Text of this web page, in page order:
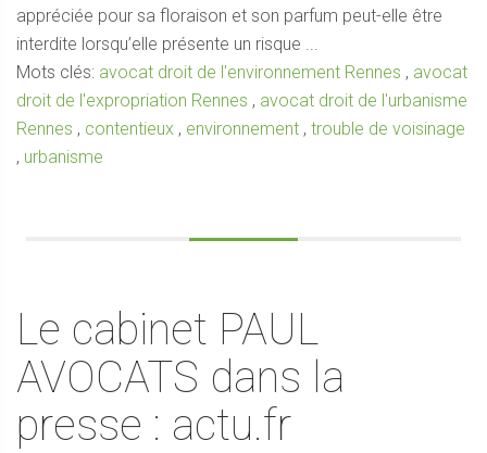
appréciée pour sa floraison et son parfum peut-elle être
interdite lorsqu’elle présente un risque ...
Mots clés: avocat droit de l'environnement Rennes , avocat
droit de l'expropriation Rennes , avocat droit de l'urbanisme
Rennes , contentieux , environnement , trouble de voisinage
, urbanisme
Le cabinet PAUL
AVOCATS dans la
presse : actu.fr